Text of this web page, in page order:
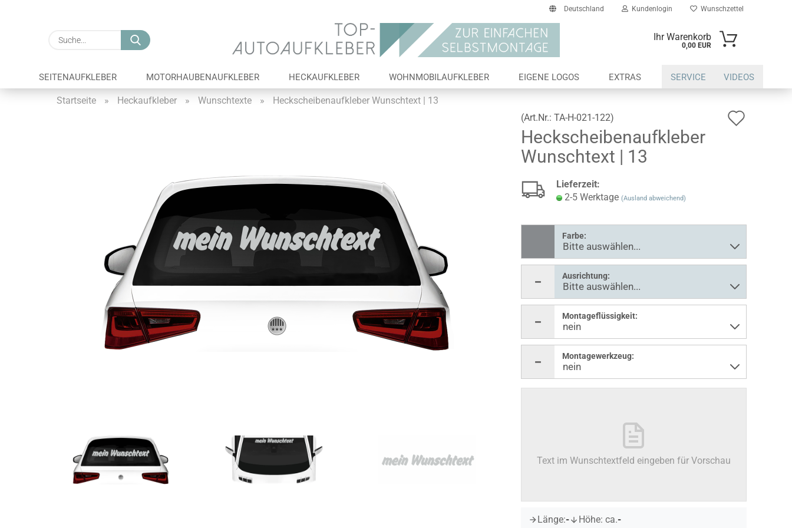
Deutschland
Lieferland
Kundenlogin
Konto erstellen
Passwort vergessen?
Wunschzettel
Suche... Ihr Warenkorb
0,00 EUR
SEITENAUFKLEBER MOTORHAUBENAUFKLEBER HECKAUFKLEBER WOHNMOBILAUFKLEBER EIGENE LOGOS EXTRAS SERVICE VIDEOS
Startseite » Heckaufkleber » Wunschtexte »
Heckscheibenaufkleber Wunschtext | 13
(Art.Nr.: TA-H-021-122)
Heckscheibenaufkleber
Wunschtext | 13
Lieferzeit:
2-5 Werktage (Ausland abweichend)
Farbe:
Ausrichtung:
Montageflüssigkeit:
Montagewerkzeug:
Text im Wunschtextfeld eingeben für Vorschau
Länge:- Höhe: ca.-